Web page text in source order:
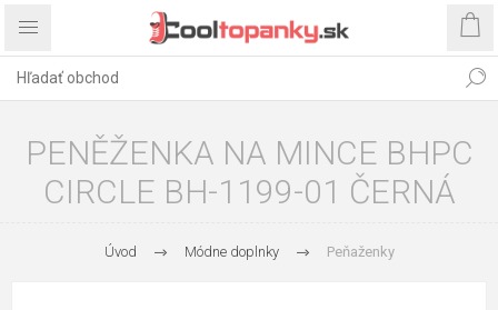
PENĚŽENKA NA MINCE BHPC
CIRCLE BH-1199-01 ČERNÁ
Úvod Módne doplnky Peňaženky